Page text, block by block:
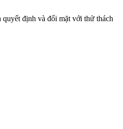
định và đối mặt với thử thách